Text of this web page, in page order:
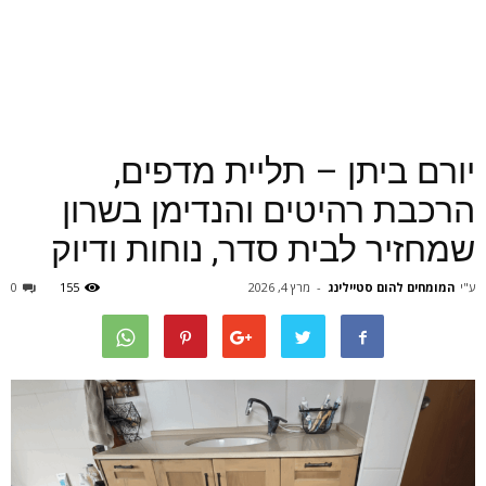
יורם ביתן – תליית מדפים,
הרכבת רהיטים והנדימן בשרון
שמחזיר לבית סדר, נוחות ודיוק
ע"י המומחים להום סטיילינג - מרץ 4, 2026 0 155